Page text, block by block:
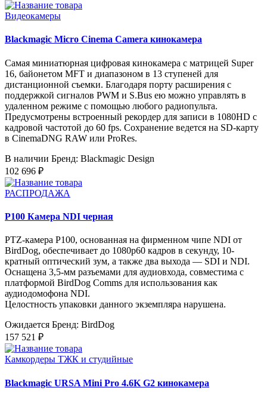
Видеокамеры
Blackmagic Micro Cinema Camera кинокамера
Самая миниатюрная цифровая кинокамера с матрицей Super
16, байонетом MFT и диапазоном в 13 ступеней для
дистанционной съемки. Благодаря порту расширения с
поддержкой сигналов PWM и S.Bus ею можно управлять в
удаленном режиме с помощью любого радиопульта.
Предусмотрены встроенный рекордер для записи в 1080HD с
кадровой частотой до 60 fps. Сохранение ведется на SD-карту
в CinemaDNG RAW или ProRes.
В наличии Бренд: Blackmagic Design
102 696 ₽
РАСПРОДАЖА
P100 Камера NDI черная
PTZ-камера P100, основанная на фирменном чипе NDI от
BirdDog, обеспечивает до 1080p60 кадров в секунду, 10-
кратный оптический зум, а также два выхода — SDI и NDI.
Оснащена 3,5-мм разъемами для аудиовхода, совместима с
платформой BirdDog Comms для использования как
аудиодомофона NDI.
Целостность упаковки данного экземпляра нарушена.
Ожидается Бренд: BirdDog
157 521 ₽
Камкордеры ТЖК и студийные
Blackmagic URSA Mini Pro 4.6K G2 кинокамера